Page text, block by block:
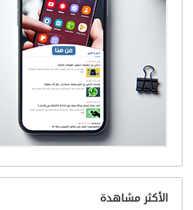
الأكثر مشاهدة